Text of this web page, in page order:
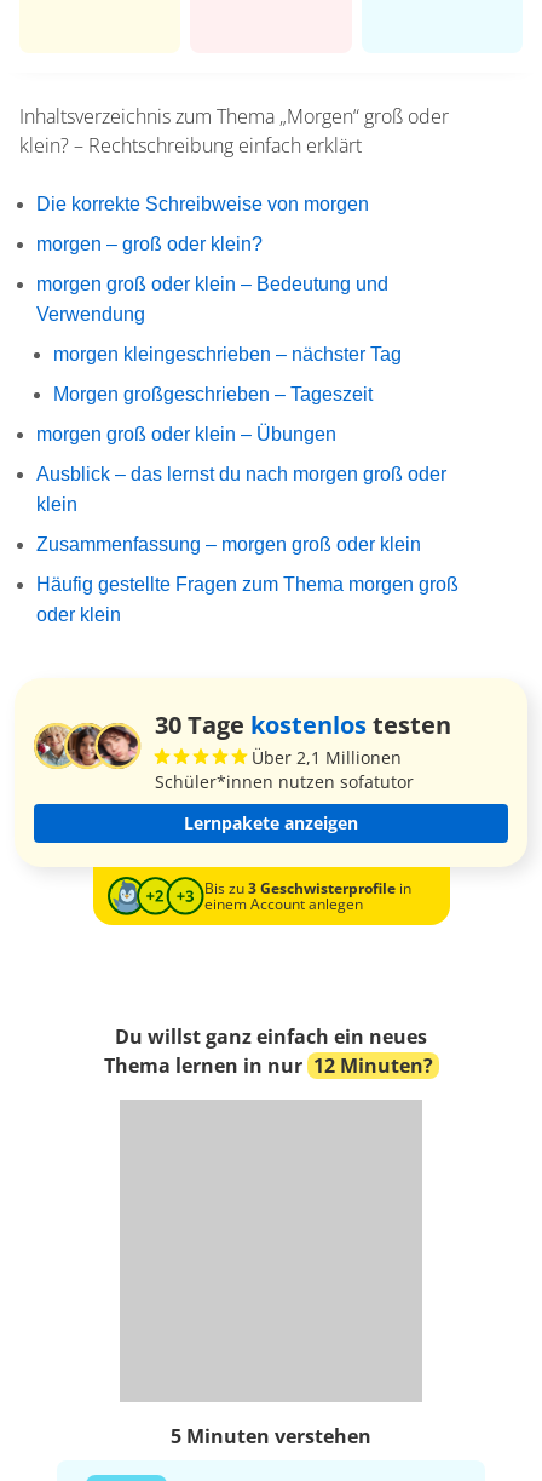
Inhaltsverzeichnis zum Thema „Morgen“ groß oder
klein? – Rechtschreibung einfach erklärt
Die korrekte Schreibweise von morgen
morgen – groß oder klein?
morgen groß oder klein – Bedeutung und
Verwendung
morgen kleingeschrieben – nächster Tag
Morgen großgeschrieben – Tageszeit
morgen groß oder klein – Übungen
Ausblick – das lernst du nach morgen groß oder
klein
Zusammenfassung – morgen groß oder klein
Häufig gestellte Fragen zum Thema morgen groß
oder klein
30 Tage kostenlostesten
Über 2,1 Millionen
Schüler*innen nutzen sofatutor
Lernpakete anzeigen
Bis zu3 Geschwisterprofilein
einem Account anlegen
Du willst ganz einfach ein neues
Thema lernen in nur 12 Minuten?
5 Minuten verstehen